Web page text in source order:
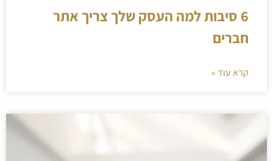
6 סיבות למה העסק שלך צריך אתר
חברים
קרא עוד »